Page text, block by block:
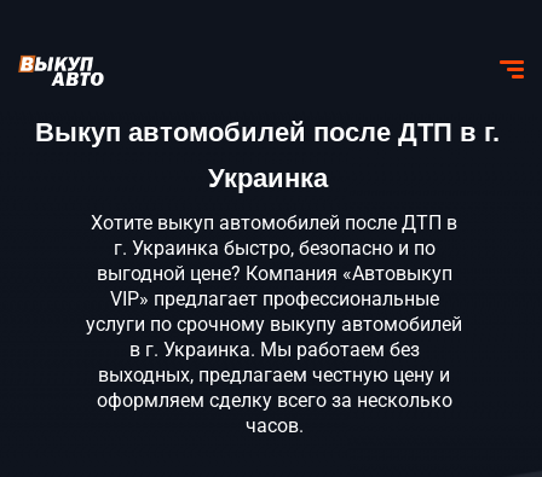
Выкуп автомобилей после ДТП в г.
Украинка
Хотите выкуп автомобилей после ДТП в
г. Украинка быстро, безопасно и по
выгодной цене? Компания «Автовыкуп
VIP» предлагает профессиональные
услуги по срочному выкупу автомобилей
в г. Украинка. Мы работаем без
выходных, предлагаем честную цену и
оформляем сделку всего за несколько
часов.